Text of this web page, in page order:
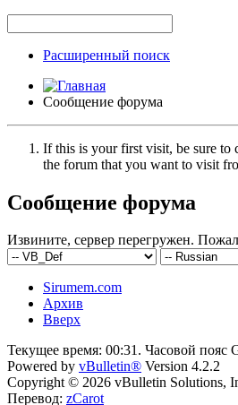
Расширенный поиск
Сообщение форума
If this is your first visit, be sure to
the forum that you want to visit
Сообщение форума
Извините, сервер перегружен.
Sirumem.com
Архив
Вверх
Текущее время: 00:31. Часовой пояс
Powered by vBulletin® Version 4.2.2
Copyright © 2026 vBulletin Solutions,
Перевод: zCarot